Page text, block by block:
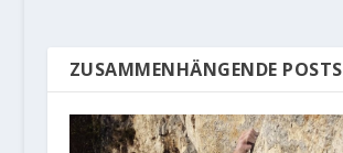
ZUSAMMENHÄNGENDE POSTS